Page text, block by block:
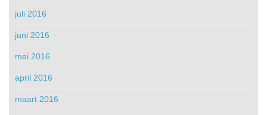
juli 2016
juni 2016
mei 2016
april 2016
maart 2016